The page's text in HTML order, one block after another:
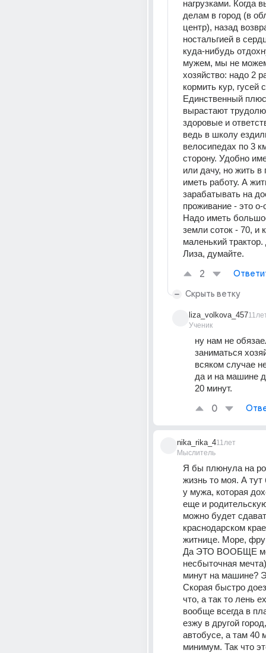
нагрузками. Когда
делам в город (в
центр), назад
ностальгией в
куда-нибудь
мужем, мы не
хозяйство: надо 2
кормить кур, гусей
Единственный
вырастают
здоровые и
ведь в школу
велосипедах по 3
сторону. Удобно
или дачу, но жить в
иметь работу. А
зарабатывать на
проживание - это о-
Надо иметь
земли соток - 70, и
маленький
Лиза, думайте.
2
Скрыть ветку
liza_volkova_457
Ученик
ну нам не
заниматься
всяком случае
да и на машине
20 минут.
0
nika_rika_4
Мыслитель
11лет
Я бы плюнула на
жизнь то моя. А тут
у мужа, которая
еще и
можно будет
краснодарском
житнице. Море,
Да ЭТО ВООБЩЕ
несбыточная
минут на машине?
Скорая быстро
что, а так то лень
вообще всегда в
езжу в другой
автобусе, а там 40
минимум. Так что